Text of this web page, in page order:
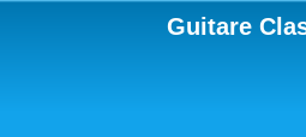
Guitare